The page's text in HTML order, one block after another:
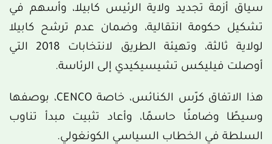
سياق أزمة تجديد ولاية الرئيس كابيلا، وأسهم في
تشكيل حكومة انتقالية، وضمان عدم ترشح كابيلا
لولاية ثالثة، وتهيئة الطريق لانتخابات 2018 التي
أوصلت فيليكس تشيسيكيدي إلى الرئاسة.
هذا الاتفاق كرّس الكنائس، خاصة CENCO، بوصفها
وسيطًا وضامنًا حاسمًا، وأعاد تثبيت مبدأ تناوب
السلطة في الخطاب السياسي الكونغولي.